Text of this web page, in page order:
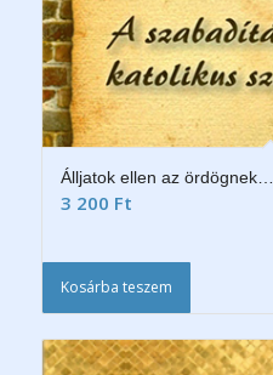
Álljatok ellen az ördögnek…
3 200 Ft
Kosárba teszem